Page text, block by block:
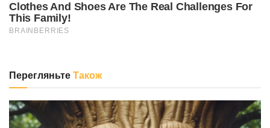
ПерегляньтеТакож